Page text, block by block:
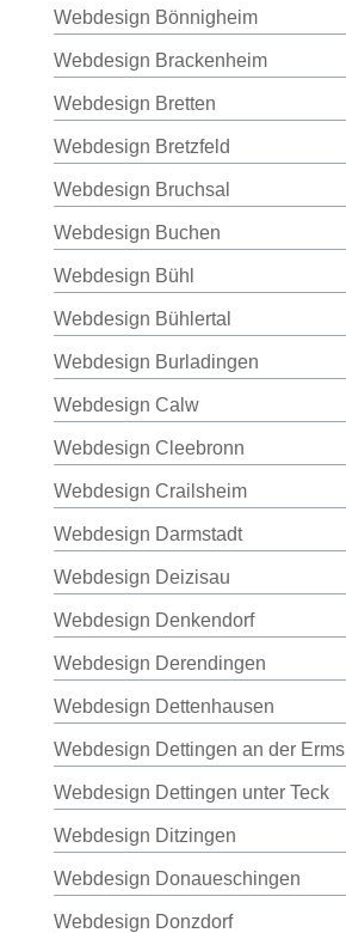
Webdesign Bönnigheim
Webdesign Brackenheim
Webdesign Bretten
Webdesign Bretzfeld
Webdesign Bruchsal
Webdesign Buchen
Webdesign Bühl
Webdesign Bühlertal
Webdesign Burladingen
Webdesign Calw
Webdesign Cleebronn
Webdesign Crailsheim
Webdesign Darmstadt
Webdesign Deizisau
Webdesign Denkendorf
Webdesign Derendingen
Webdesign Dettenhausen
Webdesign Dettingen an der Erms
Webdesign Dettingen unter Teck
Webdesign Ditzingen
Webdesign Donaueschingen
Webdesign Donzdorf